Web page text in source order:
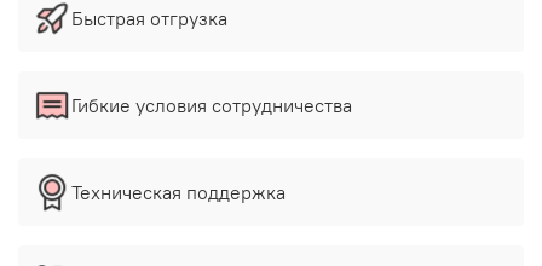
Быстрая отгрузка
Гибкие условия сотрудничества
Техническая поддержка